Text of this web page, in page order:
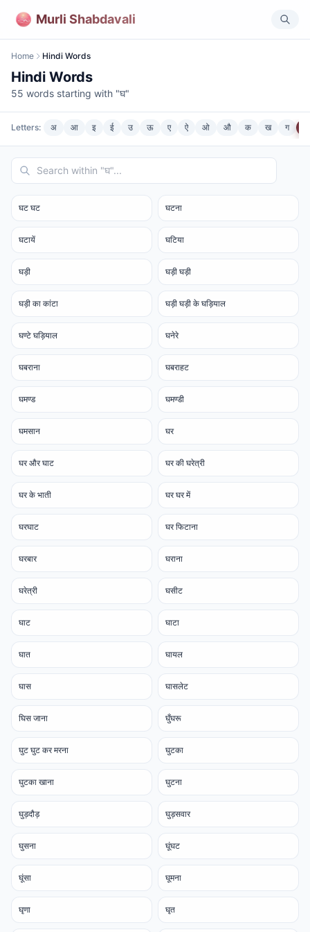
Murli Shabdavali
Home Hindi Words
Hindi Words
55 words starting with "घ"
Letters: अ आ इ ई उ ऊ ए ऐ ओ औ क ख ग
घट घट घटना
घटायें घटिया
घड़ी घड़ी घड़ी
घड़ी का कांटा घड़ी घड़ी के घड़ियाल
घण्टे घड़ियाल घनेरे
घबराना घबराहट
घमण्ड घमण्डी
घमसान घर
घर और घाट घर की घरेत्री
घर के भाती घर घर में
घरघाट घर फिटाना
घरबार घराना
घरेत्री घसीट
घाट घाटा
घात घायल
घास घासलेट
घिस जाना घुँघरू
घुट घुट कर मरना घुटका
घुटका खाना घुटना
घुड़दौड़ घुड़सवार
घुसना घूंघट
घूंसा घूमना
घृणा घृत